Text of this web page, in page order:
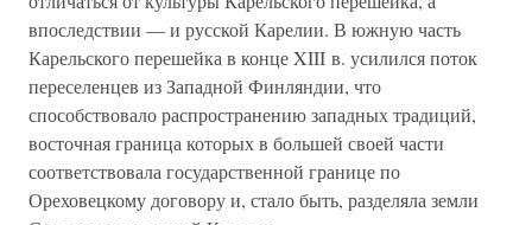
впоследствии — и русской Карелии. В южную часть
Карельского перешейка в конце XIII в. усилился поток
переселенцев из Западной Финляндии, что
способствовало распространению западных традиций,
восточная граница которых в большей своей части
соответствовала государственной границе по
Ореховецкому договору и, стало быть, разделяла земли